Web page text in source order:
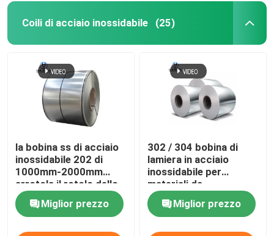
Coili di acciaio inossidabile (25)
la bobina ss di acciaio
inossidabile 202 di
1000mm-2000mm
arrotola il rotolo dello
strato di acciaio
inossidabile 430
Miglior prezzo
302 / 304 bobina di
lamiera in acciaio
inossidabile per
materiali da
costruzione
Miglior prezzo